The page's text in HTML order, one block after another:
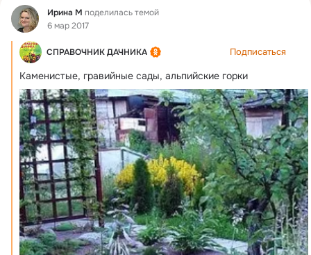
Фид Ирина М поделилась темой
6 мар 2017
СПРАВОЧНИК ДАЧНИКА Подписаться
Каменистые, гравийные сады, альпийские горки